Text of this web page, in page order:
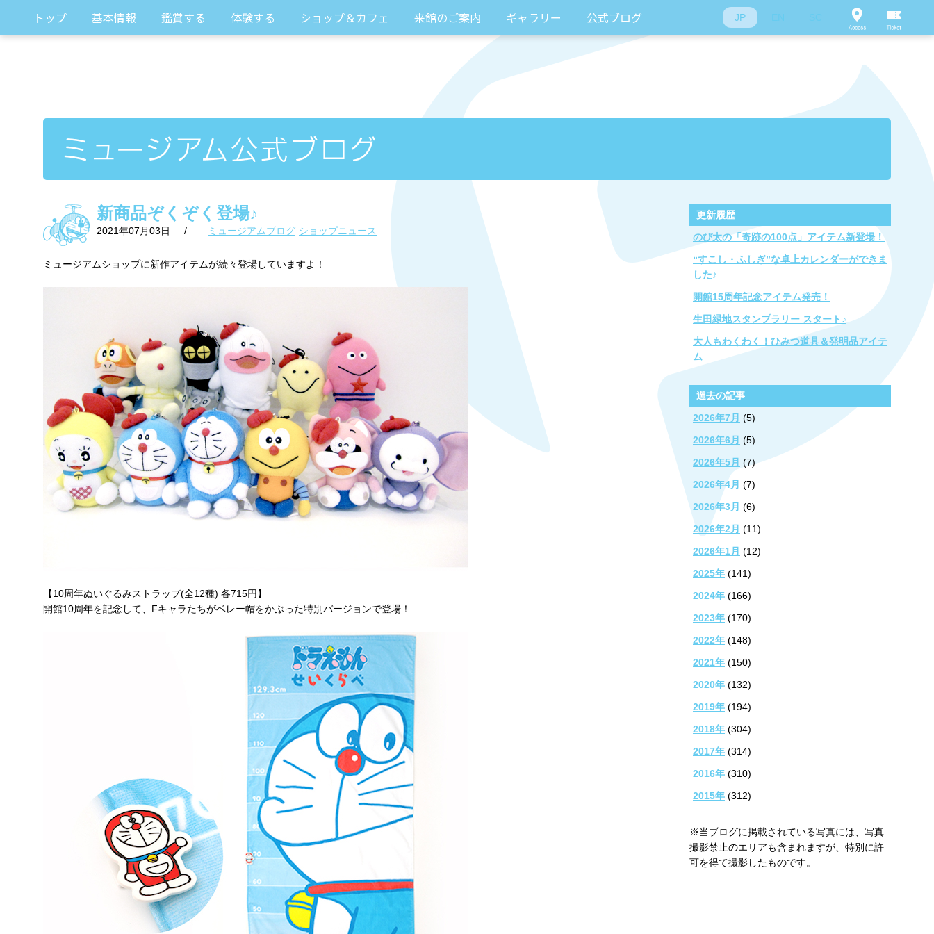
トップ 基本情報 鑑賞する 体験する ショップ＆カフェ 来館のご案内 ギャラリー 公式ブログ JP
新商品ぞくぞく登場♪
2021年07月03日 / ミュージアムブログ ショップニュース
ミュージアムショップに新作アイテムが続々登場していますよ！
【10周年ぬいぐるみストラップ(全12種) 各715円】
開館10周年を記念して、Fキャラたちがベレー帽をかぶった特別バージョンで登場！
更新履歴
のび太の「奇跡の100点」アイテム新登場！
“すこし・ふしぎ”な卓上カレンダーができま
した♪
開館15周年記念アイテム発売！
生田緑地スタンプラリー スタート♪
大人もわくわく！ひみつ道具＆発明品アイテ
ム
過去の記事
2026年7月 (5)
2026年6月 (5)
2026年5月 (7)
2026年4月 (7)
2026年3月 (6)
2026年2月 (11)
2026年1月 (12)
2025年 (141)
2024年 (166)
2023年 (170)
2022年 (148)
2021年 (150)
2020年 (132)
2019年 (194)
2018年 (304)
2017年 (314)
2016年 (310)
2015年 (312)
※当ブログに掲載されている写真には、写真
撮影禁止のエリアも含まれますが、特別に許
可を得て撮影したものです。